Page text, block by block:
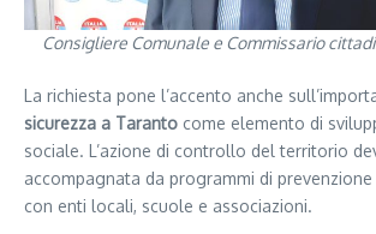
Consigliere Comunale e Commissario
La richiesta pone l’accento anche
sicurezza a Taranto come elemento di
sociale. L’azione di controllo del territorio
accompagnata da programmi di
con enti locali, scuole e associazioni.